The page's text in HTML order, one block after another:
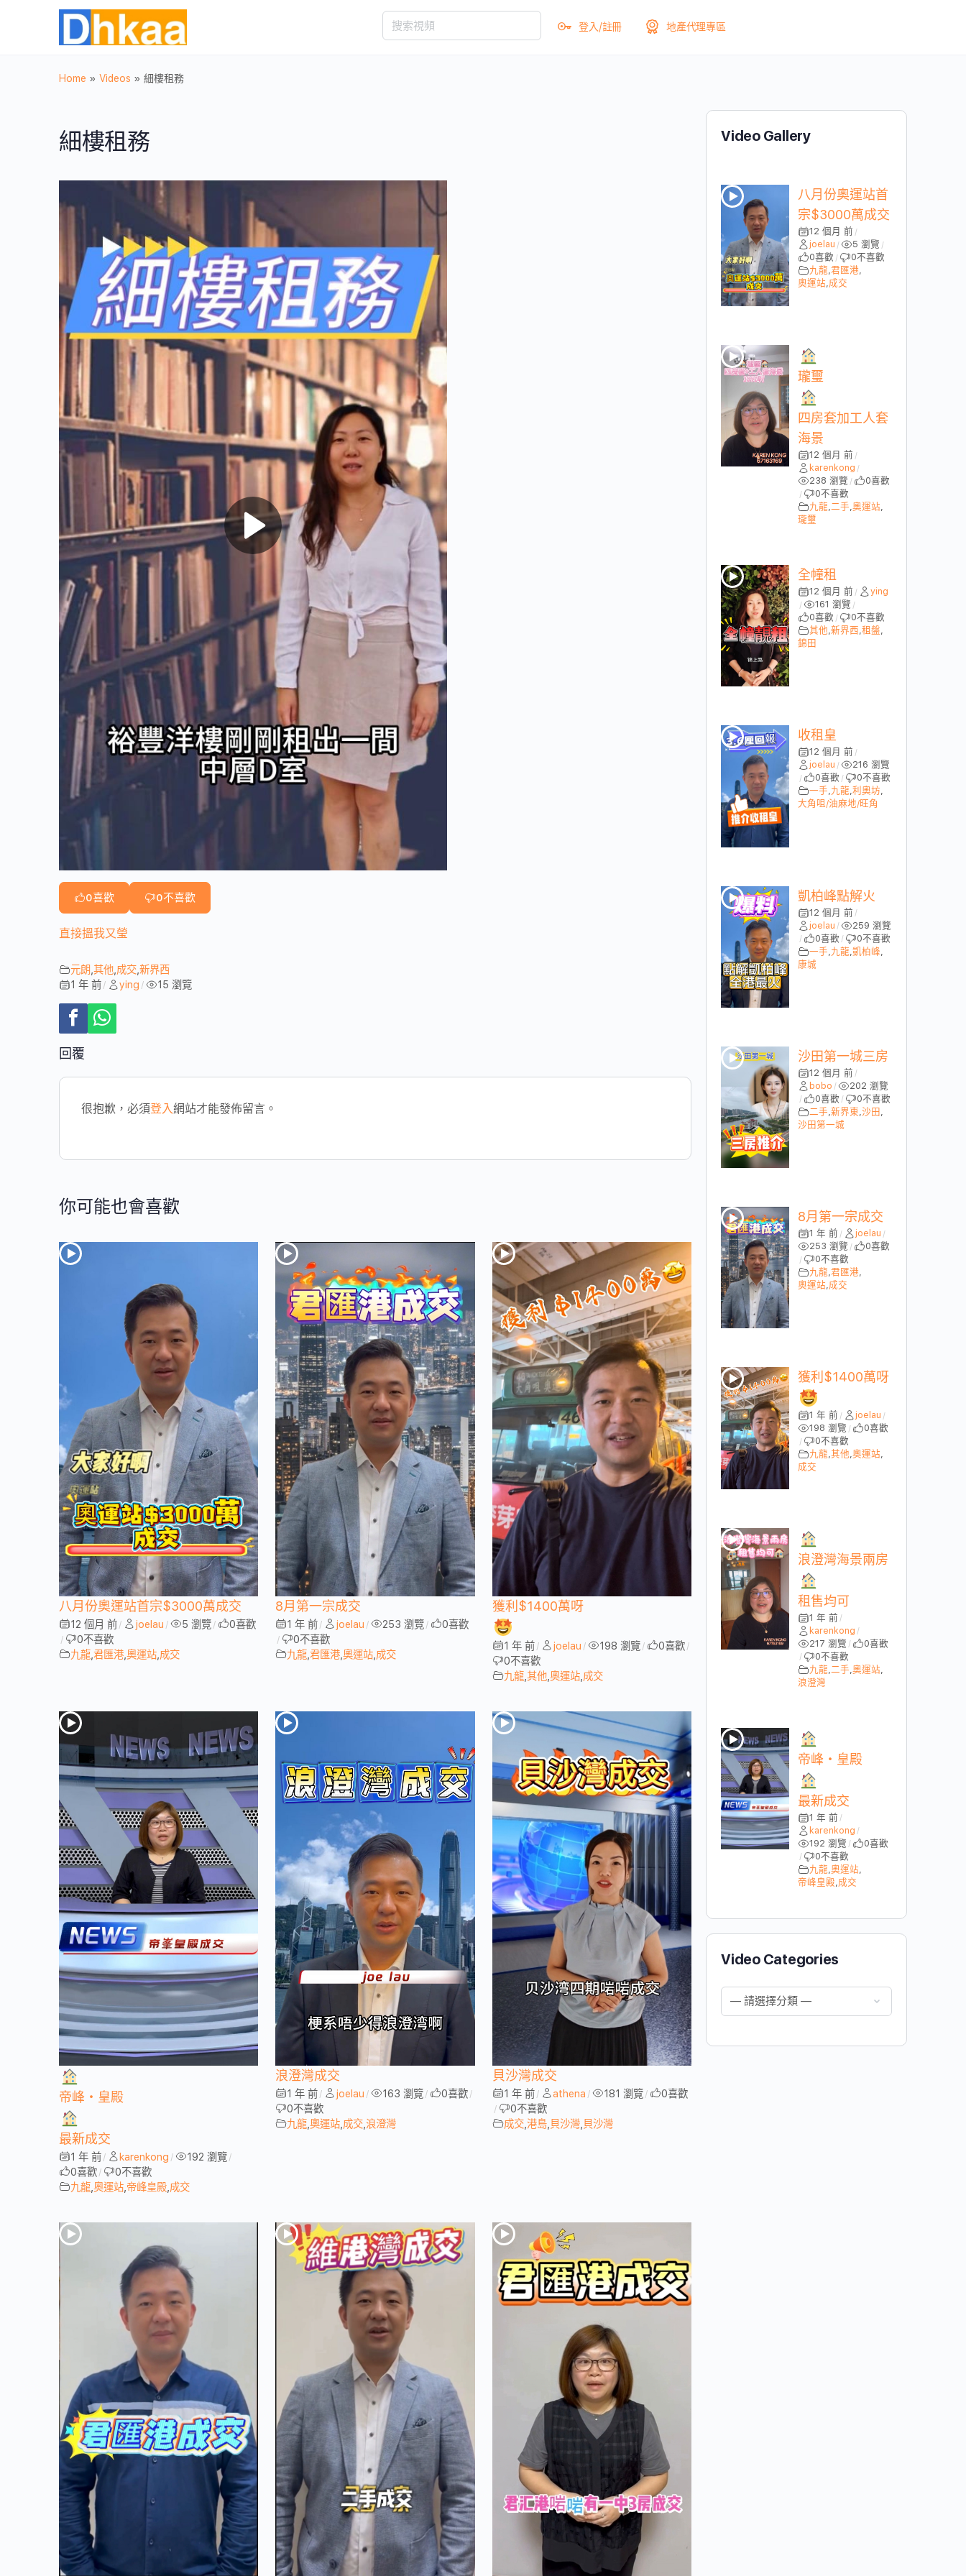
登入/註冊 地產代理專區
Home » Videos » 細樓租務
細樓租務
0喜歡 0不喜歡
直接搵我又瑩
元朗 其他 成交 新界西
1 年 前 / ying / 15 瀏覽
回覆
很抱歉，必須登入網站才能發佈留言。
你可能也會喜歡
八月份奧運站首宗$3000萬成交
12 個月 前 / joelau / 5 瀏覽 / 0喜歡
/ 0不喜歡
九龍 君匯港 奧運站 成交
8月第一宗成交
1 年 前 / joelau / 253 瀏覽 / 0喜歡
/ 0不喜歡
九龍 ,君匯港 ,奧運站 成交
獲利$1400萬呀
1 年 前 / joelau / 198 瀏覽 / 0喜歡 /
0不喜歡
九龍, 其他, 奧運站, 成交
帝峰・皇殿
最新成交
1 年 前 / karenkong / 192 瀏覽 /
0喜歡 / 0不喜歡
九龍 奧運站 帝峰皇殿 成交
浪澄灣成交
1 年 前 / joelau / 163 瀏覽 / 0喜歡 /
0不喜歡
九龍 ,奧運站 成交 ,浪澄灣
貝沙灣成交
1 年 前 / athena / 181 瀏覽 / 0喜歡
/ 0不喜歡
成交, 港島, 貝沙灣, 貝沙灣
Video Gallery
八月份奧運站首
宗$3000萬成交
12 個月 前 /
joelau / 5 瀏覽 /
0喜歡 / 0不喜歡
九龍,君匯港,
奧運站,成交
瓏璽
四房套加工人套
海景
12 個月 前 /
karenkong /
238 瀏覽 / 0喜歡
/ 0不喜歡
九龍,二手,奧運站,
瓏璽
全幢租
12 個月 前 / ying
/ 161 瀏覽 /
0喜歡 / 0不喜歡
其他,新界西,租盤,
錦田
收租皇
12 個月 前 /
joelau / 216 瀏覽
/ 0喜歡 / 0不喜歡
一手,九龍,利奧坊,
大角咀/油麻地/旺角
凱柏峰點解火
12 個月 前 /
joelau / 259 瀏覽
/ 0喜歡 / 0不喜歡
一手 九龍 ,凱柏峰
康城
沙田第一城三房
12 個月 前 /
bobo / 202 瀏覽
/ 0喜歡 / 0不喜歡
二手 ,新界東 ,沙田
沙田第一城
8月第一宗成交
1 年 前 / joelau /
253 瀏覽 / 0喜歡
/ 0不喜歡
九龍,君匯港,
奧運站,成交
獲利$1400萬呀
1 年 前 / joelau /
198 瀏覽 / 0喜歡
/ 0不喜歡
九龍,其他,奧運站,
成交
浪澄灣海景兩房
租售均可
1 年 前 /
karenkong /
217 瀏覽 / 0喜歡
/ 0不喜歡
九龍 二手 ,奧運站
浪澄灣
帝峰・皇殿
最新成交
1 年 前 /
karenkong /
192 瀏覽 / 0喜歡
/ 0不喜歡
九龍 ,奧運站
帝峰皇殿 成交
Video Categories